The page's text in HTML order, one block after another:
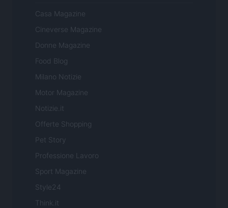
Casa Magazine
Cineverse Magazine
Donne Magazine
Food Blog
Milano Notizie
Motor Magazine
Notizie.it
Offerte Shopping
Pet Story
Professione Lavoro
Sport Magazine
Style24
Think.it